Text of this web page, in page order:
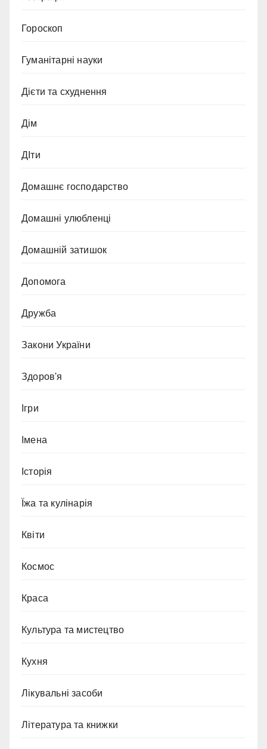
Гороскоп
Гуманітарні науки
Дієти та схуднення
Дім
ДІти
Домашнє господарство
Домашні улюбленці
Домашній затишок
Допомога
Дружба
Закони України
Здоров'я
Ігри
Імена
Історія
Їжа та кулінарія
Квіти
Космос
Краса
Культура та мистецтво
Кухня
Лікувальні засоби
Література та книжки